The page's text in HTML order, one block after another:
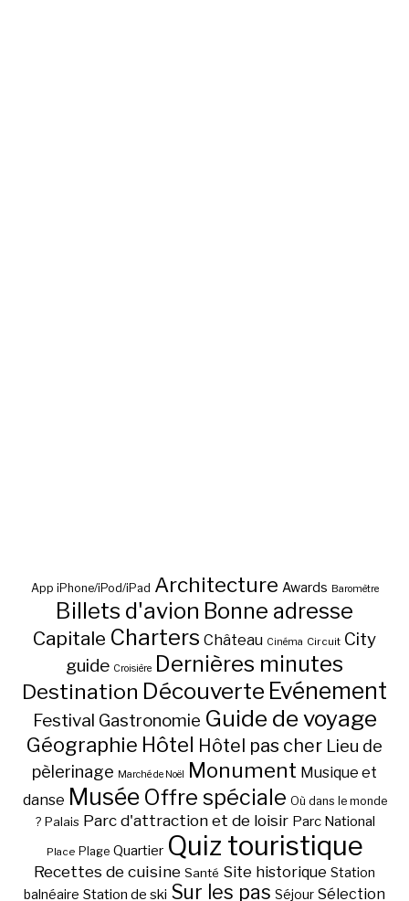
App iPhone/iPod/iPad Architecture Awards Baromètre
Billets d'avion Bonne adresse
Capitale Charters Château Cinéma Circuit City
guide Croisière Dernières minutes
Destination Découverte Evénement
Festival Gastronomie Guide de voyage
Géographie Hôtel Hôtel pas cher Lieu de
pèlerinage Marché de Noël Monument Musique et
danse Musée Offre spéciale Où dans le monde
? Palais Parc d'attraction et de loisir Parc National
Place Plage Quartier Quiz touristique
Recettes de cuisine Santé Site historique Station
balnéaire Station de ski Sur les pas Séjour Sélection